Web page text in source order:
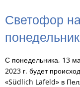
Светофор
С понедельника, 13
2023 г. будет
«Südlich Lafeld» в